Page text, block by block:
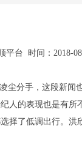
平台 时间：2018-
尘分手，这段新闻
人的表现也是有所
择了低调出行。洪